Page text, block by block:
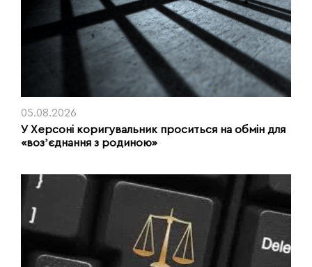
05.08.2026
У Херсоні коригувальник проситься на обмін для
«возʼєднання з родиною»